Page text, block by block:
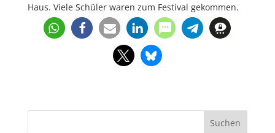
Haus. Viele Schüler waren zum Festival gekommen.
Suchen